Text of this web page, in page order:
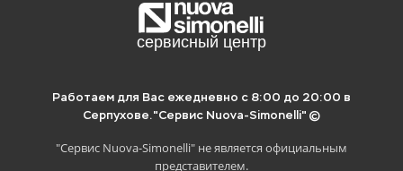
Отложите статью на потом, если
нет времени читать.
Работаем для Вас ежедневно с 8:00 до 20:00 в
Серпухове."Сервис Nuova-Simonelli" ©
"Сервис Nuova-Simonelli" не является официальным
представителем.